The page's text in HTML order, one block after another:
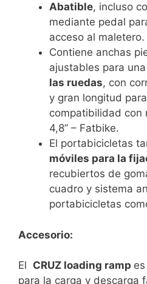
Abatible, incluso
mediante pedal
acceso al maletero.
Contiene anchas
ajustables para una
las ruedas, con
y gran longitud
compatibilidad con
4,8’’ – Fatbike.
El portabicicletas
móviles para la
recubiertos de
cuadro y sistema
portabicicletas
Accesorio:
El CRUZ loading ramp
para la carga y descarga